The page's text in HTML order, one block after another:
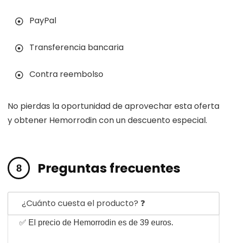
PayPal
Transferencia bancaria
Contra reembolso
No pierdas la oportunidad de aprovechar esta oferta
y obtener Hemorrodin con un descuento especial.
Preguntas frecuentes
¿Cuánto cuesta el producto? ❓
✅ El precio de Hemorrodin es de 39 euros.